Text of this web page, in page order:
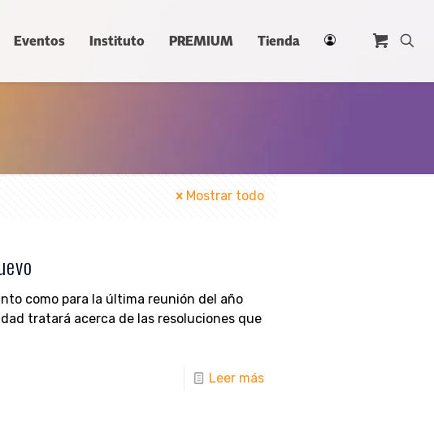
Eventos Instituto PREMIUM Tienda
Mostrar todo
como para la última reunión del año
tratará acerca de las resoluciones que
Leer más